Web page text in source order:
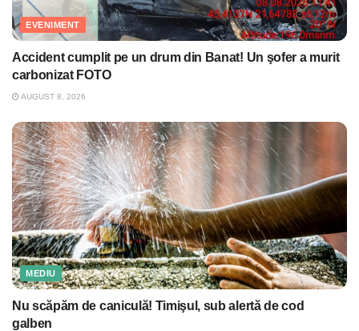
EVENIMENT
Accident cumplit pe un drum din Banat! Un şofer a murit
carbonizat FOTO
AUGUST 8, 2026
MEDIU
Nu scăpăm de caniculă! Timişul, sub alertă de cod
galben